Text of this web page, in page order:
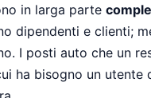
in larga parte
dipendenti e clienti;
I posti auto che un
ha bisogno un utente